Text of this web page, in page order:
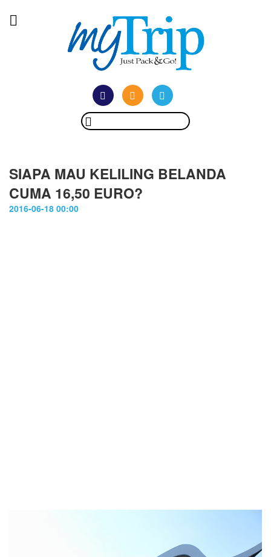
SIAPA MAU KELILING BELANDA
CUMA 16,50 EURO?
2016-06-18 00:00